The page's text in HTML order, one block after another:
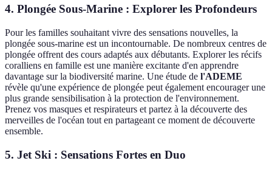
4. Plongée Sous-Marine : Explorer les Profondeurs
Pour les familles souhaitant vivre des sensations nouvelles, la
plongée sous-marine est un incontournable. De nombreux centres de
plongée offrent des cours adaptés aux débutants. Explorer les récifs
coralliens en famille est une manière excitante d'en apprendre
davantage sur la biodiversité marine. Une étude de l'ADEME
révèle qu'une expérience de plongée peut également encourager une
plus grande sensibilisation à la protection de l'environnement.
Prenez vos masques et respirateurs et partez à la découverte des
merveilles de l'océan tout en partageant ce moment de découverte
ensemble.
5. Jet Ski : Sensations Fortes en Duo